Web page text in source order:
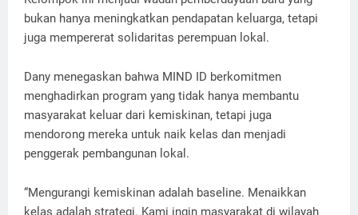
bukan hanya meningkatkan pendapatan keluarga, tetapi
juga mempererat solidaritas perempuan lokal.
Dany menegaskan bahwa MIND ID berkomitmen
menghadirkan program yang tidak hanya membantu
masyarakat keluar dari kemiskinan, tetapi juga
mendorong mereka untuk naik kelas dan menjadi
penggerak pembangunan lokal.
“Mengurangi kemiskinan adalah baseline. Menaikkan
kelas adalah strategi. Kami ingin masyarakat di wilayah